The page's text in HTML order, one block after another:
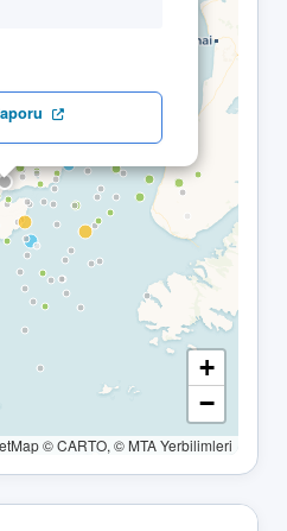
+
−
© CARTO, © MTA Yerbilimleri